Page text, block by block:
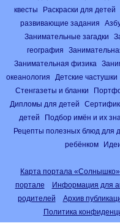
квесты
Раскраски для детей
развивающие задания
Занимательные загадки
география
Занимательная физика
океанология
Детские частушки
Стенгазеты и бланки
Дипломы для детей
детей
Подбор имён и их
Рецепты полезных блюд для
ребёнком
Карта портала «Солнышко»
портале
Информация для
родителей
Архив
Политика